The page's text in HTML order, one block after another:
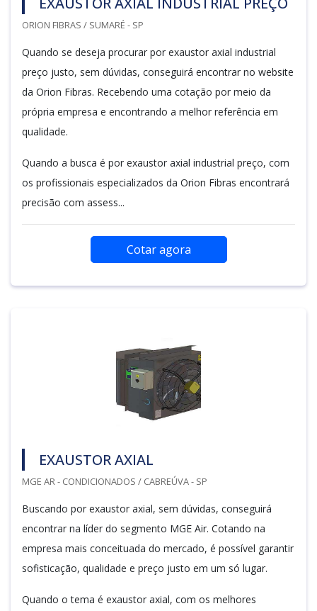
ORION FIBRAS / SUMARÉ - SP
Quando se deseja procurar por exaustor axial industrial
preço justo, sem dúvidas, conseguirá encontrar no website
da Orion Fibras. Recebendo uma cotação por meio da
própria empresa e encontrando a melhor referência em
qualidade.
Quando a busca é por exaustor axial industrial preço, com
os profissionais especializados da Orion Fibras encontrará
precisão com assess...
Cotar agora
EXAUSTOR AXIAL
MGE AR - CONDICIONADOS / CABREÚVA - SP
Buscando por exaustor axial, sem dúvidas, conseguirá
encontrar na líder do segmento MGE Air. Cotando na
empresa mais conceituada do mercado, é possível garantir
sofisticação, qualidade e preço justo em um só lugar.
Quando o tema é exaustor axial, com os melhores